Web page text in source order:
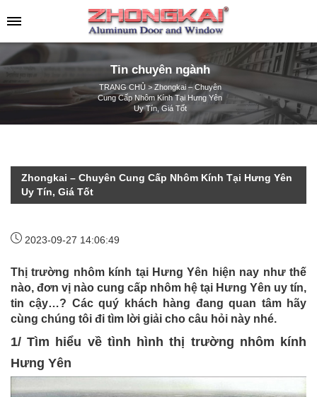
Tin chuyên ngành
TRANG CHỦ > Zhongkai – Chuyên
Cung Cấp Nhôm Kính Tại Hưng Yên
Uy Tín, Giá Tốt
Zhongkai – Chuyên Cung Cấp Nhôm Kính Tại Hưng Yên
Uy Tín, Giá Tốt
2023-09-27 14:06:49
Thị trường nhôm kính tại Hưng Yên hiện nay như thế
nào, đơn vị nào cung cấp nhôm hệ tại Hưng Yên uy tín,
tin cậy…? Các quý khách hàng đang quan tâm hãy
cùng chúng tôi đi tìm lời giải cho câu hỏi này nhé.
1/ Tìm hiểu về tình hình thị trường nhôm kính
Hưng Yên